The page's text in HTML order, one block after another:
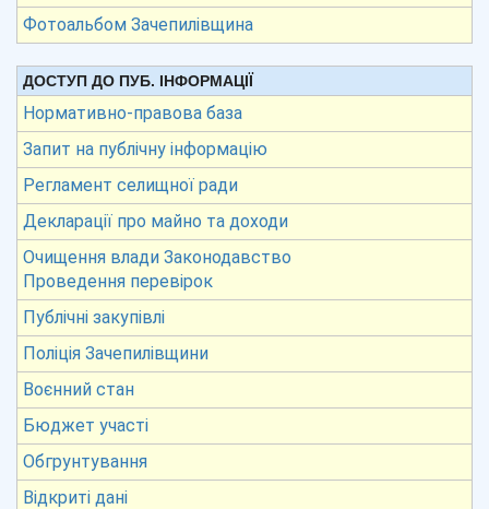
Фотоальбом Зачепилівщина
ДОСТУП ДО ПУБ. ІНФОРМАЦІЇ
Нормативно-правова база
Запит на публічну інформацію
Регламент селищної ради
Декларації про майно та доходи
Очищення влади Законодавство
Проведення перевірок
Публічні закупівлі
Поліція Зачепилівщини
Воєнний стан
Бюджет участі
Обгрунтування
Відкриті дані